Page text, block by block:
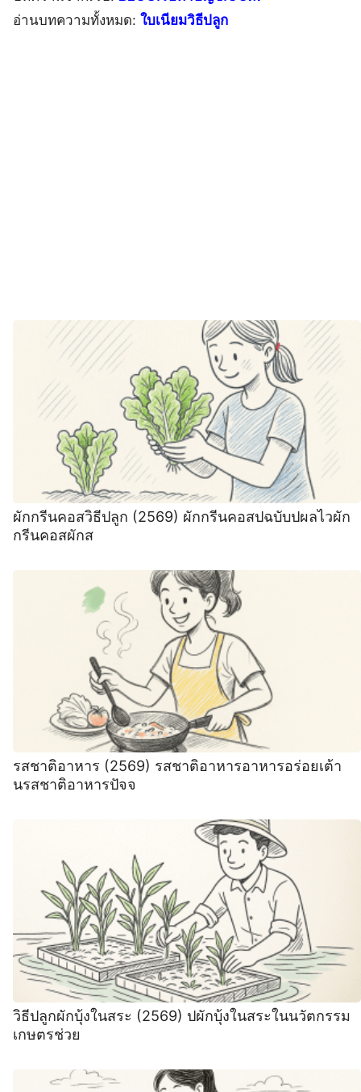
อ่านบทความทั้งหมด: ใบเนียมวิธีปลูก
ผักกรีนคอสวิธีปลูก (2569) ผักกรีนคอสปฉบับปผลไวผัก
กรีนคอสผักส
รสชาติอาหาร (2569) รสชาติอาหารอาหารอร่อยเต้า
นรสชาติอาหารปัจจ
วิธีปลูกผักบุ้งในสระ (2569) ปผักบุ้งในสระในนวัตกรรม
เกษตรช่วย